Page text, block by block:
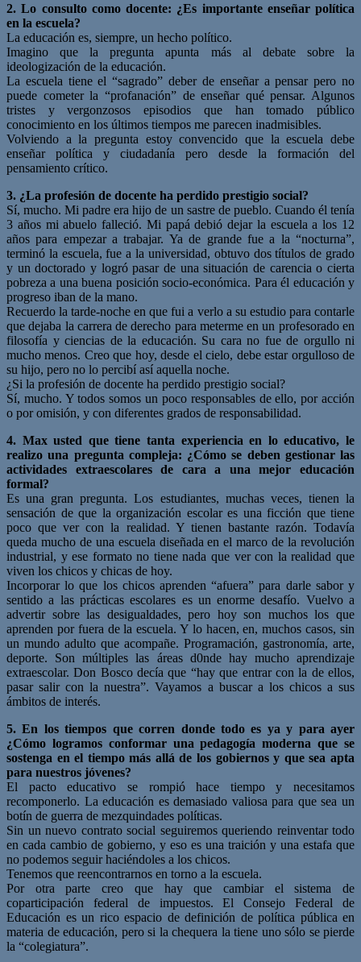
2. Lo consulto como docente: ¿Es importante enseñar política
en la escuela?
La educación es, siempre, un hecho político.
Imagino que la pregunta apunta más al debate sobre la
ideologización de la educación.
La escuela tiene el “sagrado” deber de enseñar a pensar pero no
puede cometer la “profanación” de enseñar qué pensar. Algunos
tristes y vergonzosos episodios que han tomado público
conocimiento en los últimos tiempos me parecen inadmisibles.
Volviendo a la pregunta estoy convencido que la escuela debe
enseñar política y ciudadanía pero desde la formación del
pensamiento crítico.
3. ¿La profesión de docente ha perdido prestigio social?
Sí, mucho. Mi padre era hijo de un sastre de pueblo. Cuando él tenía
3 años mi abuelo falleció. Mi papá debió dejar la escuela a los 12
años para empezar a trabajar. Ya de grande fue a la “nocturna”,
terminó la escuela, fue a la universidad, obtuvo dos títulos de grado
y un doctorado y logró pasar de una situación de carencia o cierta
pobreza a una buena posición socio-económica. Para él educación y
progreso iban de la mano.
Recuerdo la tarde-noche en que fui a verlo a su estudio para contarle
que dejaba la carrera de derecho para meterme en un profesorado en
filosofía y ciencias de la educación. Su cara no fue de orgullo ni
mucho menos. Creo que hoy, desde el cielo, debe estar orgulloso de
su hijo, pero no lo percibí así aquella noche.
¿Si la profesión de docente ha perdido prestigio social?
Sí, mucho. Y todos somos un poco responsables de ello, por acción
o por omisión, y con diferentes grados de responsabilidad.
4. Max usted que tiene tanta experiencia en lo educativo, le
realizo una pregunta compleja: ¿Cómo se deben gestionar las
actividades extraescolares de cara a una mejor educación
formal?
Es una gran pregunta. Los estudiantes, muchas veces, tienen la
sensación de que la organización escolar es una ficción que tiene
poco que ver con la realidad. Y tienen bastante razón. Todavía
queda mucho de una escuela diseñada en el marco de la revolución
industrial, y ese formato no tiene nada que ver con la realidad que
viven los chicos y chicas de hoy.
Incorporar lo que los chicos aprenden “afuera” para darle sabor y
sentido a las prácticas escolares es un enorme desafío. Vuelvo a
advertir sobre las desigualdades, pero hoy son muchos los que
aprenden por fuera de la escuela. Y lo hacen, en, muchos casos, sin
un mundo adulto que acompañe. Programación, gastronomía, arte,
deporte. Son múltiples las áreas d0nde hay mucho aprendizaje
extraescolar. Don Bosco decía que “hay que entrar con la de ellos,
pasar salir con la nuestra”. Vayamos a buscar a los chicos a sus
ámbitos de interés.
5. En los tiempos que corren donde todo es ya y para ayer
¿Cómo logramos conformar una pedagogía moderna que se
sostenga en el tiempo más allá de los gobiernos y que sea apta
para nuestros jóvenes?
El pacto educativo se rompió hace tiempo y necesitamos
recomponerlo. La educación es demasiado valiosa para que sea un
botín de guerra de mezquindades políticas.
Sin un nuevo contrato social seguiremos queriendo reinventar todo
en cada cambio de gobierno, y eso es una traición y una estafa que
no podemos seguir haciéndoles a los chicos.
Tenemos que reencontrarnos en torno a la escuela.
Por otra parte creo que hay que cambiar el sistema de
coparticipación federal de impuestos. El Consejo Federal de
Educación es un rico espacio de definición de política pública en
materia de educación, pero si la chequera la tiene uno sólo se pierde
la “colegiatura”.